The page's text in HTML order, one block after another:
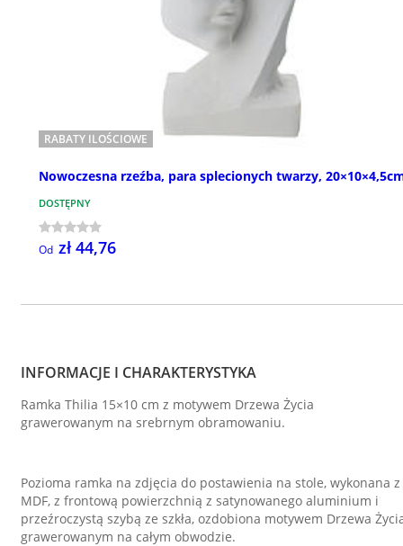
RABATY ILOŚCIOWE
Nowoczesna rzeźba, para splecionych twarzy,
DOSTĘPNY
Od zł 44,76
INFORMACJE I CHARAKTERYSTYKA
Ramka Thilia 15×10 cm z motywem Drzewa Życia
grawerowanym na srebrnym obramowaniu.
Pozioma ramka na zdjęcia do postawienia na stole, wykonana z
MDF, z frontową powierzchnią z satynowanego aluminium i
przeźroczystą szybą ze szkła, ozdobiona motywem Drzewa
grawerowanym na całym obwodzie.